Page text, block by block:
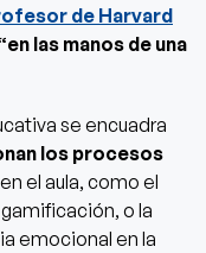
de Harvard
las manos de una
se encuadra
los procesos
en el aula, como el
o la
emocional en la